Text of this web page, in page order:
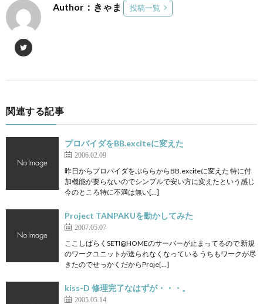
Author：きゃま 投稿一覧
関連する記事
プロバイダをBB.exciteに変えた
2006.02.09
昨日からプロバイダをぷららからBB.exciteに変えた 特に付
加機能が要らないのでシンプルで安い方に変えたという感じ
今のところ特に不満は無い[…]
Project TANPAKUを動かしてみた
2007.05.07
ここしばらくSETI@HOMEのサーバーが止まってるので 新規
のワークユニットが送られなくなっている うちもワークが尽
きたのでせっかくだからProje[…]
kiss-D 修理完了なはずが・・・。
2005.05.14